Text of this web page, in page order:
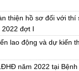
thiện hồ sơ đối với
2022 đợt I
lao động và dự kiến
năm 2022 tại